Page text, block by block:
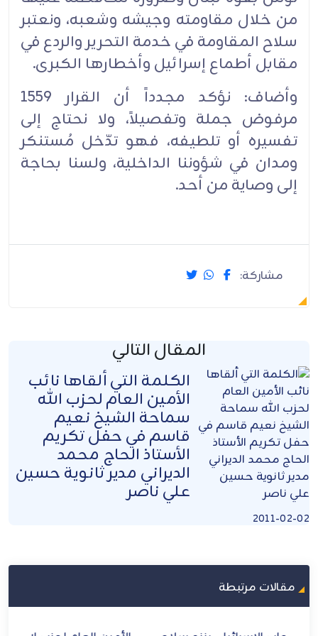
من خلال مقاومته وجيشه وشعبه، ونعتبر
سلاح المقاومة في خدمة التحرير والردع في
مقابل أطماع إسرائيل وأخطارها الكبرى.‏
وأضاف: نؤكد مجدداً أن القرار 1559
مرفوض جملة وتفصيلاً، ولا نحتاج إلى
تفسيره أو تلطيفه، فهو تدّخل مُستنكر
ومدان في شؤوننا الداخلية، ولسنا بحاجة
إلى وصاية من أحد.‏
مشاركة:
المقال التالي
الكلمة التي ألقاها نائب
الأمين العام لحزب الله
سماحة الشيخ نعيم
قاسم في حفل تكريم
الأستاذ الحاج محمد
الديراني مدير ثانوية حسين
علي ناصر
2011-02-02
مقالات مرتبطة